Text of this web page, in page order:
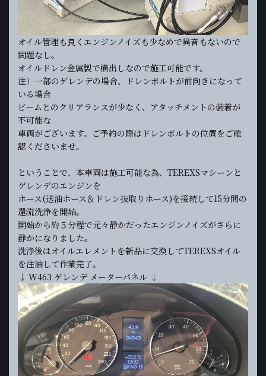
オイル管理も良くエンジンノイズも少なめで異音もないので
問題なし。
オイルドレン金属製で横出しなので施工可能です。
注）一部のゲレンデの場合、ドレンボルトが前向きになって
いる場合
ビームとのクリアランスが少なく、アタッチメントの装着が
不可能な
車両がございます。ご予約の際はドレンボルトの位置をご確
認くださいませ。
ということで、本車両は施工可能な為、TEREXSマシーンと
ゲレンデのエンジンを
ホース(送油ホース＆ドレン抜取りホース)を接続して15分間の
還流洗浄を開始。
開始から約５分程で元々静かだったエンジンノイズがさらに
静かになりました。
洗浄後はオイルエレメントを新品に交換してTEREXSオイル
を注油して作業完了。
↓ W463 ゲレンデ メーターパネル ↓